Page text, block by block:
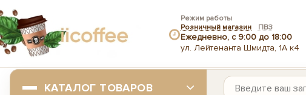
Режим работы
Розничный магазин
ПВЗ
Ежедневно, с 9:00 до 18:00
ул. Лейтенанта Шмидта, 1А к4
КАТАЛОГ ТОВАРОВ